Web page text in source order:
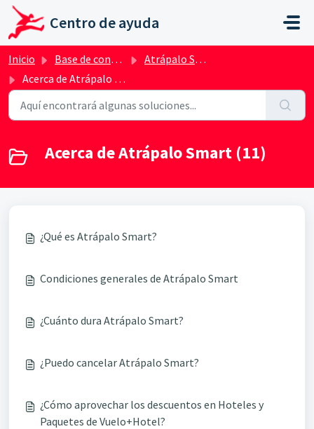
Ir al contenido principal
Centro de ayuda
Inicio Base de conocimientos
Atrápalo Smart
Acerca de Atrápalo Smart
Acerca de Atrápalo Smart (11)
¿Qué es Atrápalo Smart?
Condiciones generales de Atrápalo Smart
¿Cuánto dura Atrápalo Smart?
¿Puedo cancelar Atrápalo Smart?
¿Cómo aprovechar los descuentos en Hoteles y
Paquetes de Vuelo+Hotel?